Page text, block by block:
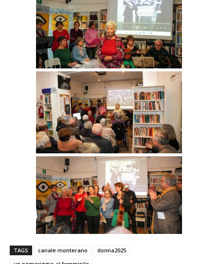
TAGS canale monterano
donna2025